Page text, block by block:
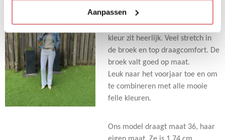
Aanpassen
€ 10,00
Deze high waist jeans in de witte
kleur zit heerlijk. Veel stretch in
de broek en top draagcomfort. De
broek valt goed op maat.
Leuk naar het voorjaar toe en om
te combineren met alle mooie
felle kleuren.
Ons model draagt maat 36, haar